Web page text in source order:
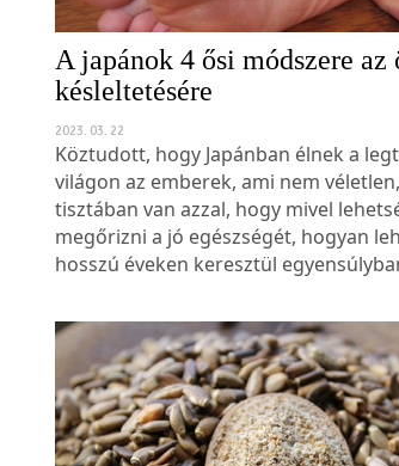
A japánok 4 ősi módszere az
késleltetésére
2023. 03. 22
Köztudott, hogy Japánban élnek a
világon az emberek, ami nem
tisztában van azzal, hogy mivel
megőrizni a jó egészségét, hogyan
hosszú éveken keresztül